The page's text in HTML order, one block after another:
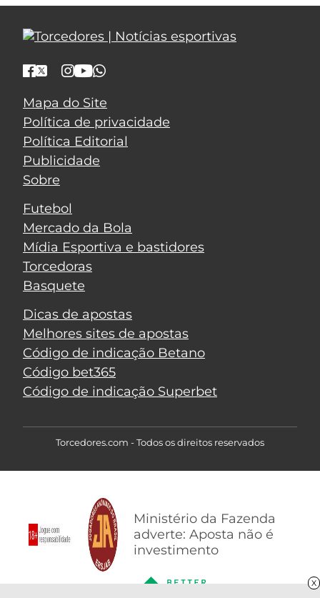
X
Mapa do Site
Política de privacidade
Política Editorial
Publicidade
Sobre
Futebol
Mercado da Bola
Mídia Esportiva e bastidores
Torcedoras
Basquete
Dicas de apostas
Melhores sites de apostas
Código de indicação Betano
Código bet365
Código de indicação Superbet
Torcedores.com - Todos os direitos reservados
Ministério da Fazenda
adverte: Aposta não é
investimento